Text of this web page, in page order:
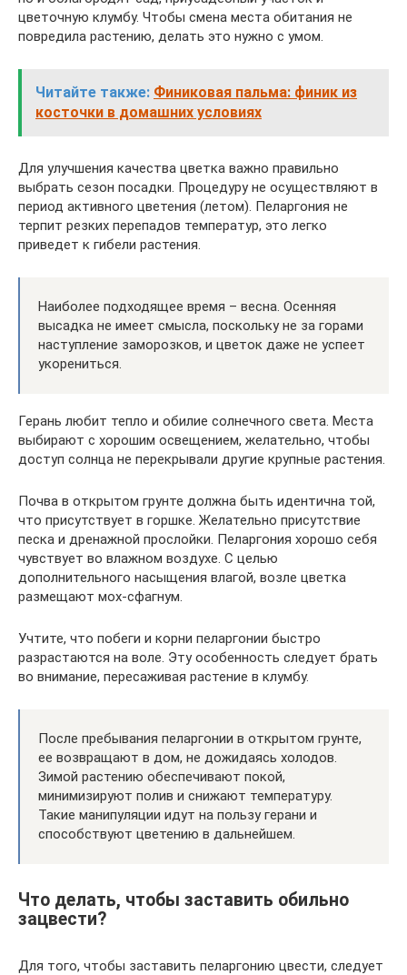
цветочную клумбу. Чтобы смена места обитания не
повредила растению, делать это нужно с умом.
Читайте также: Финиковая пальма: финик из
косточки в домашних условиях
Для улучшения качества цветка важно правильно
выбрать сезон посадки. Процедуру не осуществляют в
период активного цветения (летом). Пеларгония не
терпит резких перепадов температур, это легко
приведет к гибели растения.
Наиболее подходящее время – весна. Осенняя
высадка не имеет смысла, поскольку не за горами
наступление заморозков, и цветок даже не успеет
укорениться.
Герань любит тепло и обилие солнечного света. Места
выбирают с хорошим освещением, желательно, чтобы
доступ солнца не перекрывали другие крупные растения.
Почва в открытом грунте должна быть идентична той,
что присутствует в горшке. Желательно присутствие
песка и дренажной прослойки. Пеларгония хорошо себя
чувствует во влажном воздухе. С целью
дополнительного насыщения влагой, возле цветка
размещают мох-сфагнум.
Учтите, что побеги и корни пеларгонии быстро
разрастаются на воле. Эту особенность следует брать
во внимание, пересаживая растение в клумбу.
После пребывания пеларгонии в открытом грунте,
ее возвращают в дом, не дожидаясь холодов.
Зимой растению обеспечивают покой,
минимизируют полив и снижают температуру.
Такие манипуляции идут на пользу герани и
способствуют цветению в дальнейшем.
Что делать, чтобы заставить обильно
зацвести?
Для того, чтобы заставить пеларгонию цвести, следует